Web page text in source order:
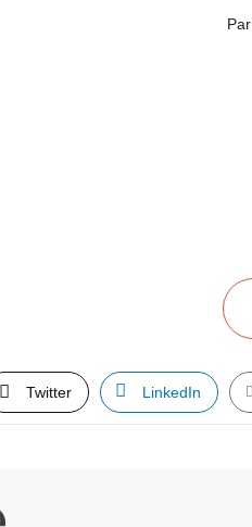
Twitter LinkedIn